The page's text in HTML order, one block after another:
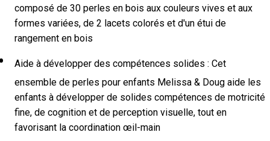
composé de 30 perles en bois aux couleurs vives et aux
formes variées, de 2 lacets colorés et d'un étui de
rangement en bois
Aide à développer des compétences solides : Cet
ensemble de perles pour enfants Melissa & Doug aide les
enfants à développer de solides compétences de motricité
fine, de cognition et de perception visuelle, tout en
favorisant la coordination œil-main